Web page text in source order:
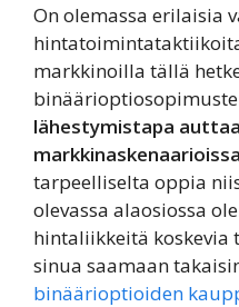
On olemassa erilaisia
markkinoilla tällä
lähestymistapa
markkinaskenaarioissa
tarpeelliselta oppia
olevassa alaosiossa
hintaliikkeitä
sinua saamaan
binäärioptioiden